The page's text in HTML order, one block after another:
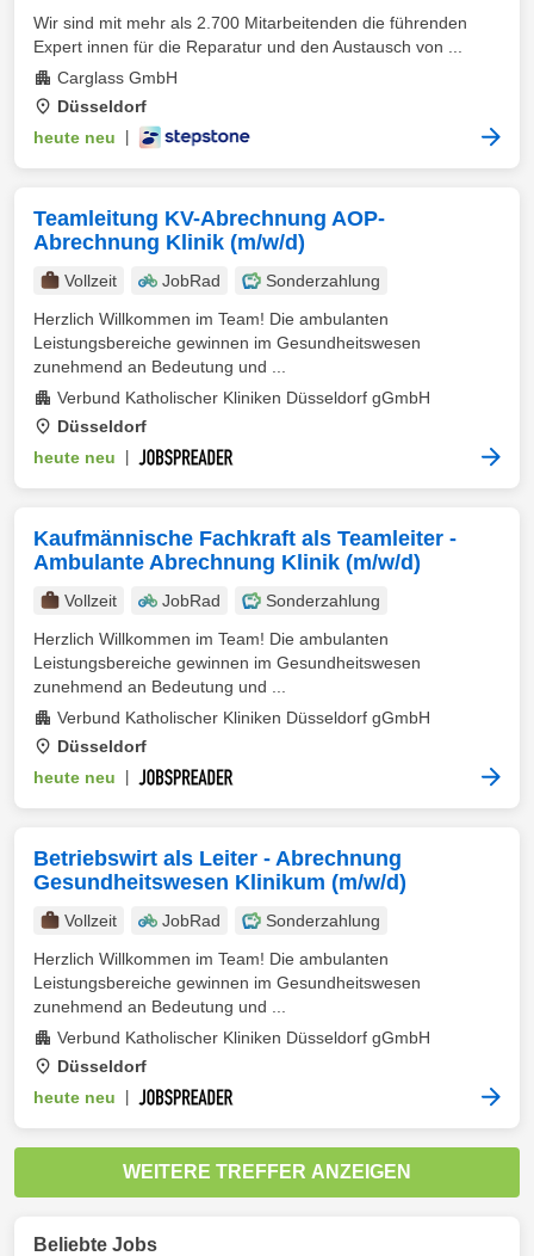
Wir sind mit mehr als 2.700 Mitarbeitenden die führenden
Expert innen für die Reparatur und den Austausch von ...
Carglass GmbH
Düsseldorf
heute neu
Teamleitung KV-Abrechnung AOP-
Abrechnung Klinik (m/w/d)
Vollzeit JobRad
Sonderzahlung
Herzlich Willkommen im Team! Die ambulanten
Leistungsbereiche gewinnen im Gesundheitswesen
zunehmend an Bedeutung und ...
Verbund Katholischer Kliniken Düsseldorf gGmbH
Düsseldorf
heute neu
Kaufmännische Fachkraft als Teamleiter -
Ambulante Abrechnung Klinik (m/w/d)
Vollzeit JobRad
Sonderzahlung
Herzlich Willkommen im Team! Die ambulanten
Leistungsbereiche gewinnen im Gesundheitswesen
zunehmend an Bedeutung und ...
Verbund Katholischer Kliniken Düsseldorf gGmbH
Düsseldorf
heute neu
Betriebswirt als Leiter - Abrechnung
Gesundheitswesen Klinikum (m/w/d)
Vollzeit JobRad
Sonderzahlung
Herzlich Willkommen im Team! Die ambulanten
Leistungsbereiche gewinnen im Gesundheitswesen
zunehmend an Bedeutung und ...
Verbund Katholischer Kliniken Düsseldorf gGmbH
Düsseldorf
heute neu
WEITERE TREFFER ANZEIGEN
Beliebte Jobs